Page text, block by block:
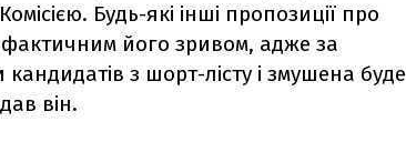
Будь-які інші пропозиції про
його зривом, адже за
з шорт-лісту і змушена буде
він.